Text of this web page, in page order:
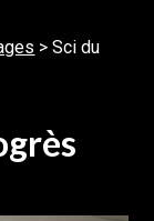
>Sci du